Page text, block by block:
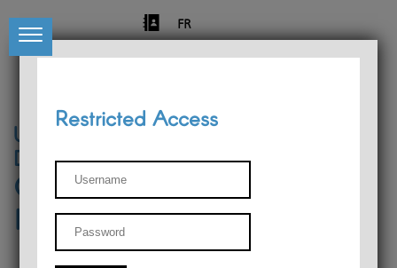
FR
University of Liège
Départment of Philosophy
Center for Phenomenological
Research
Restricted Access